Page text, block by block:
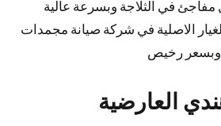
في الثلاجة وبسرعة عالية
الاصلية في شركة صيانة مجمدات
وبسعر رخيص
العارضية